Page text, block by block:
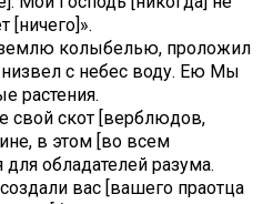
[ничего]».
колыбелью, проложил
низвел с небес воду. Ею Мы
растения.
свой скот [верблюдов,
в этом [во всем
обладателей разума.
вас [вашего праотца